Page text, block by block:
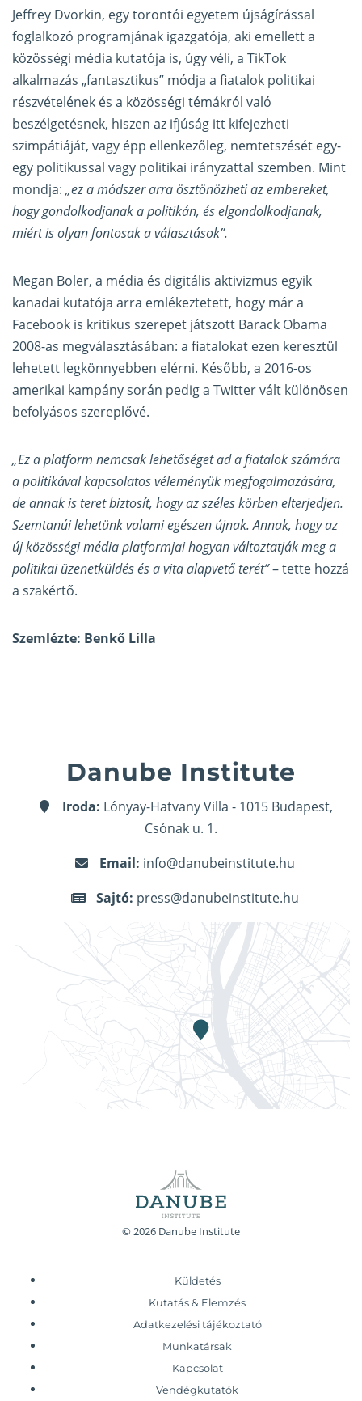
Jeffrey Dvorkin, egy torontói egyetem újságírással
foglalkozó programjának igazgatója, aki emellett a
közösségi média kutatója is, úgy véli, a TikTok
alkalmazás „fantasztikus” módja a fiatalok politikai
részvételének és a közösségi témákról való
beszélgetésnek, hiszen az ifjúság itt kifejezheti
szimpátiáját, vagy épp ellenkezőleg, nemtetszését egy-
egy politikussal vagy politikai irányzattal szemben. Mint
mondja: „ez a módszer arra ösztönözheti az embereket,
hogy gondolkodjanak a politikán, és elgondolkodjanak,
miért is olyan fontosak a választások”.
Megan Boler, a média és digitális aktivizmus egyik
kanadai kutatója arra emlékeztetett, hogy már a
Facebook is kritikus szerepet játszott Barack Obama
2008-as megválasztásában: a fiatalokat ezen keresztül
lehetett legkönnyebben elérni. Később, a 2016-os
amerikai kampány során pedig a Twitter vált különösen
befolyásos szereplővé.
„Ez a platform nemcsak lehetőséget ad a fiatalok számára
a politikával kapcsolatos véleményük megfogalmazására,
de annak is teret biztosít, hogy az széles körben elterjedjen.
Szemtanúi lehetünk valami egészen újnak. Annak, hogy az
új közösségi média platformjai hogyan változtatják meg a
politikai üzenetküldés és a vita alapvető terét”– tette hozzá
a szakértő.
Szemlézte: Benkő Lilla
Danube Institute
Iroda: Lónyay-Hatvany Villa - 1015 Budapest,
Csónak u. 1.
Email: info@danubeinstitute.hu
Sajtó: press@danubeinstitute.hu
© 2026 Danube Institute
Küldetés
Kutatás & Elemzés
Adatkezelési tájékoztató
Munkatársak
Kapcsolat
Vendégkutatók